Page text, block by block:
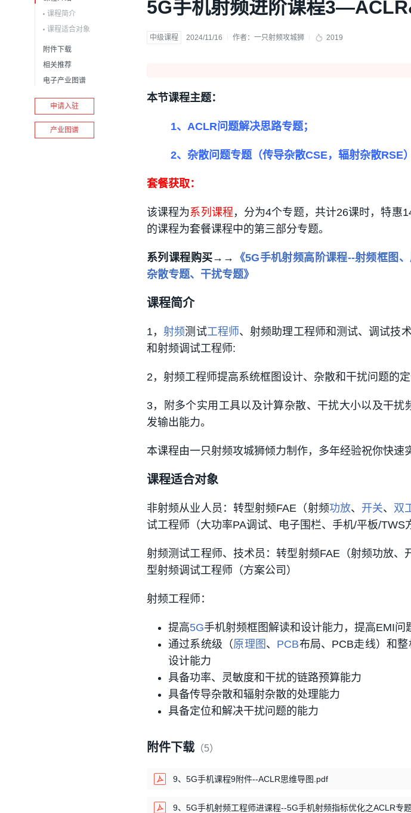
课程简介
课程适合对象
附件下载
相关推荐
电子产业图谱
申请入驻
产业图谱
5G手机射频进阶课程
中级课程 2024/11/16 作者： 一只射频攻城狮 2019
本节课程主题：
1、ACLR问题解决思路专题；
2、杂散问题专题（传导杂散CSE，辐射杂散RSE）
套餐获取：
该课程为系列课程 ，分为4个专题，共计26课时，特惠
的课程为套餐课程中的第三部分专题。
系列课程购买→→
《5G手机射频高阶课程--射频框图
杂散专题、干扰专题》
课程简介
1， 射频测试工程师、射频助理工程师和测试、调试技
和射频调试工程师:
2，射频工程师提高系统框图设计、杂散和干扰问题的
3，附多个实用工具以及计算杂散、干扰大小以及干扰
发输出能力。
本课程由一只射频攻城狮倾力制作，多年经验祝你快速
课程适合对象
非射频从业人员：转型射频FAE（射频功放、 开关、 双
试工程师（大功率PA调试、电子围栏、手机/平板/TWS
射频测试工程师、技术员：转型射频FAE（射频功放
型射频调试工程师（方案公司）
射频工程师：
提高5G手机射频框图解读和设计能力，提高EMI问
通过系统级（原理图 、 PCB布局、PCB走线）和
设计能力
具备功率、灵敏度和干扰的链路预算能力
具备传导杂散和辐射杂散的处理能力
具备定位和解决干扰问题的能力
附件下载 （5）
9、5G手机课程9附件--ACLR思维导图.pdf
9、5G手机射频工程师进课程--5G手机射频指标优化之ACLR专